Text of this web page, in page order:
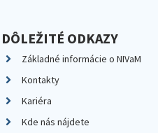
DÔLEŽITÉ ODKAZY
Základné informácie o NIVaM
Kontakty
Kariéra
Kde nás nájdete